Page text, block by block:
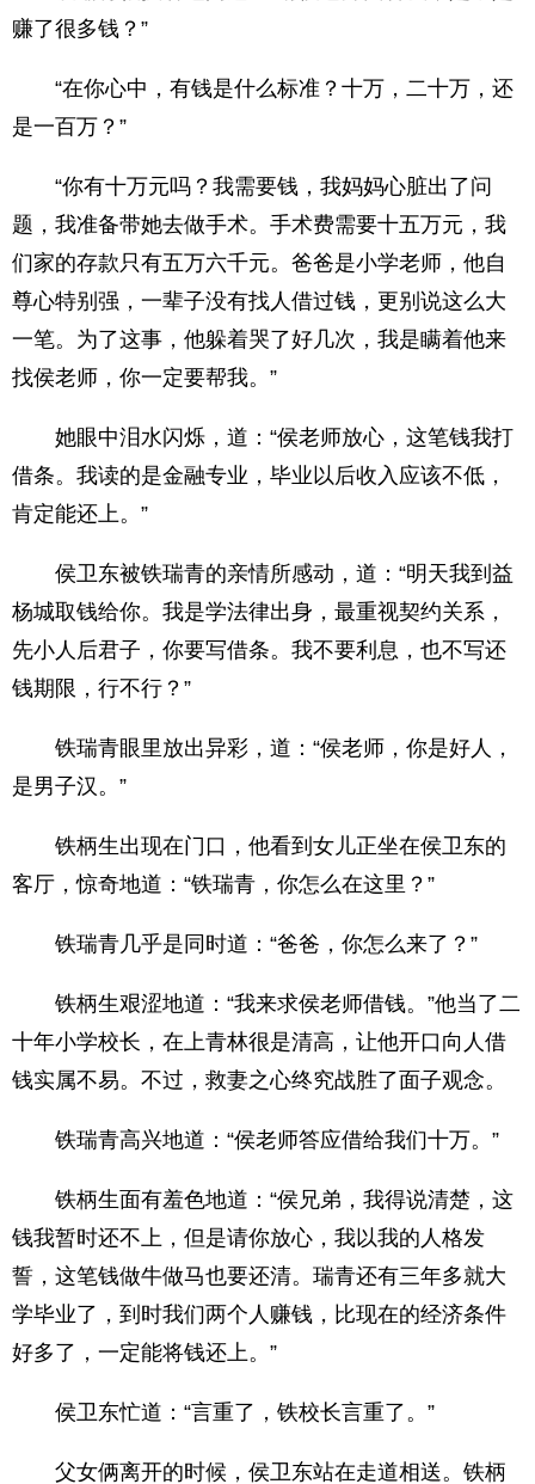
赚了很多钱？”
“在你心中，有钱是什么标准？十万，二十万，还
是一百万？”
“你有十万元吗？我需要钱，我妈妈心脏出了问
题，我准备带她去做手术。手术费需要十五万元，我
们家的存款只有五万六千元。爸爸是小学老师，他自
尊心特别强，一辈子没有找人借过钱，更别说这么大
一笔。为了这事，他躲着哭了好几次，我是瞒着他来
找侯老师，你一定要帮我。”
她眼中泪水闪烁，道：“侯老师放心，这笔钱我打
借条。我读的是金融专业，毕业以后收入应该不低，
肯定能还上。”
侯卫东被铁瑞青的亲情所感动，道：“明天我到益
杨城取钱给你。我是学法律出身，最重视契约关系，
先小人后君子，你要写借条。我不要利息，也不写还
钱期限，行不行？”
铁瑞青眼里放出异彩，道：“侯老师，你是好人，
是男子汉。”
铁柄生出现在门口，他看到女儿正坐在侯卫东的
客厅，惊奇地道：“铁瑞青，你怎么在这里？”
铁瑞青几乎是同时道：“爸爸，你怎么来了？”
铁柄生艰涩地道：“我来求侯老师借钱。”他当了二
十年小学校长，在上青林很是清高，让他开口向人借
钱实属不易。不过，救妻之心终究战胜了面子观念。
铁瑞青高兴地道：“侯老师答应借给我们十万。”
铁柄生面有羞色地道：“侯兄弟，我得说清楚，这
钱我暂时还不上，但是请你放心，我以我的人格发
誓，这笔钱做牛做马也要还清。瑞青还有三年多就大
学毕业了，到时我们两个人赚钱，比现在的经济条件
好多了，一定能将钱还上。”
侯卫东忙道：“言重了，铁校长言重了。”
父女俩离开的时候，侯卫东站在走道相送。铁柄